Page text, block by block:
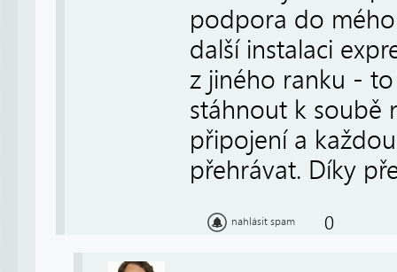
podpora do
další instalaci
z jiného ranku -
stáhnout k soubě
připojení a
přehrávat. Díky
nahlásit spam 0